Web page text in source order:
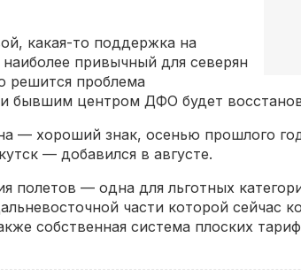
какая-то поддержка на
привычный для северян
решится проблема
бывшим центром ДФО будет
— хороший знак, осенью прошлого
— добавился в августе.
полетов — одна для льготных
части которой сейчас
собственная система плоских